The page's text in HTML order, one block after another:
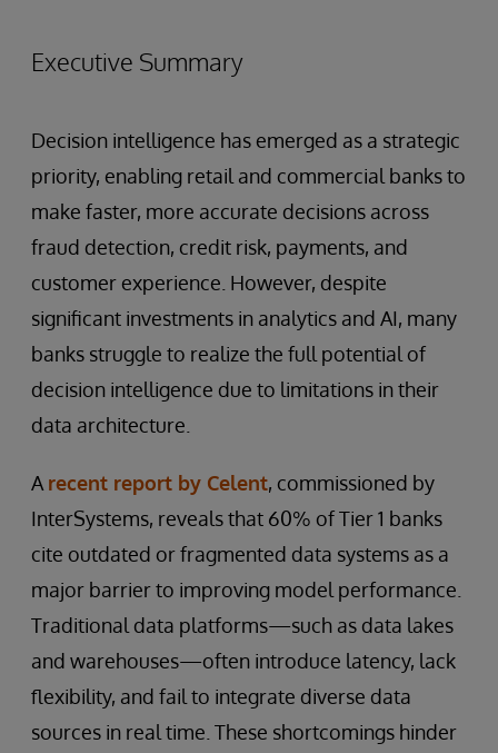
Executive Summary
Decision intelligence has emerged as a strategic
priority, enabling retail and commercial banks to
make faster, more accurate decisions across
fraud detection, credit risk, payments, and
customer experience. However, despite
significant investments in analytics and AI, many
banks struggle to realize the full potential of
decision intelligence due to limitations in their
data architecture.
A recent report by Celent, commissioned by
InterSystems, reveals that 60% of Tier 1 banks
cite outdated or fragmented data systems as a
major barrier to improving model performance.
Traditional data platforms—such as data lakes
and warehouses—often introduce latency, lack
flexibility, and fail to integrate diverse data
sources in real time. These shortcomings hinder